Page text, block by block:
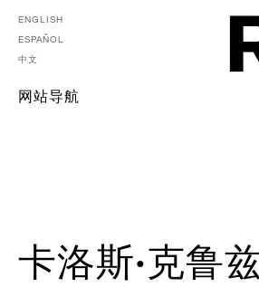
ENGLISH
ESPAÑOL
中文
网站导航
卡洛斯·克鲁